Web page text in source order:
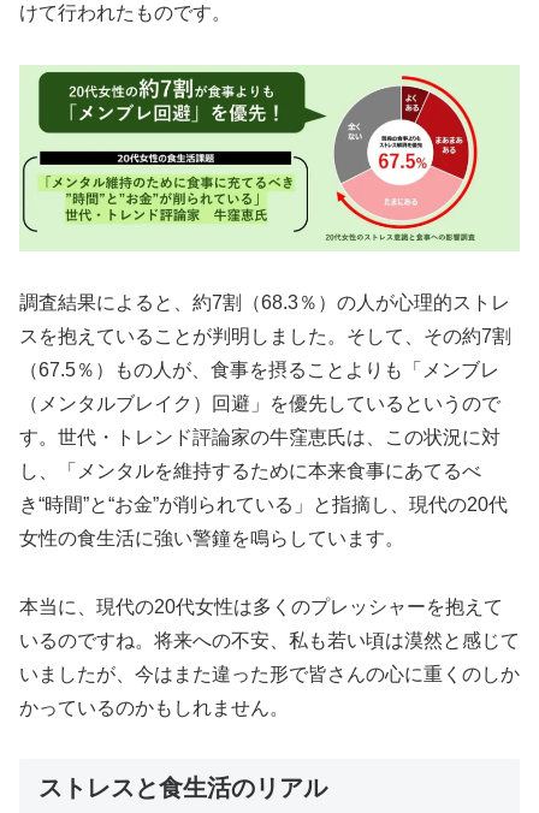
けて行われたものです。
調査結果によると、約7割（68.3％）の人が心理的ストレ
スを抱えていることが判明しました。そして、その約7割
（67.5％）もの人が、食事を摂ることよりも「メンブレ
（メンタルブレイク）回避」を優先しているというので
す。世代・トレンド評論家の牛窪恵氏は、この状況に対
し、「メンタルを維持するために本来食事にあてるべ
き“時間”と“お金”が削られている」と指摘し、現代の20代
女性の食生活に強い警鐘を鳴らしています。
本当に、現代の20代女性は多くのプレッシャーを抱えて
いるのですね。将来への不安、私も若い頃は漠然と感じて
いましたが、今はまた違った形で皆さんの心に重くのしか
かっているのかもしれません。
ストレスと食生活のリアル